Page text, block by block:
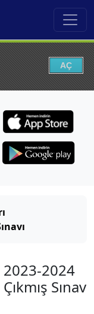
AÇ
2023-2024
Sınav